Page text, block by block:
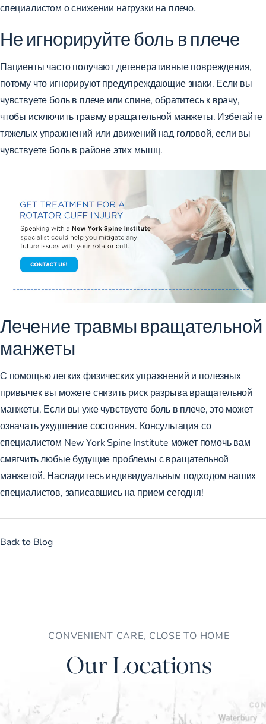
специалистом о снижении нагрузки на плечо.
Не игнорируйте боль в плече
Пациенты часто получают дегенеративные повреждения,
потому что игнорируют предупреждающие знаки. Если вы
чувствуете боль в плече или спине, обратитесь к врачу,
чтобы исключить травму вращательной манжеты. Избегайте
тяжелых упражнений или движений над головой, если вы
чувствуете боль в районе этих мышц.
Лечение травмы вращательной
манжеты
С помощью легких физических упражнений и полезных
привычек вы можете снизить риск разрыва вращательной
манжеты. Если вы уже чувствуете боль в плече, это может
означать ухудшение состояния. Консультация со
специалистом New York Spine Institute может помочь вам
смягчить любые будущие проблемы с вращательной
манжетой. Насладитесь индивидуальным подходом наших
специалистов, записавшись на прием сегодня!
Back to Blog
CONVENIENT CARE, CLOSE TO HOME
Our Locations